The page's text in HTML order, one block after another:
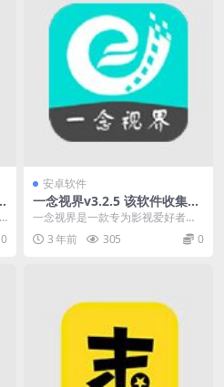
0
安卓软件
一念视界v3.2.5 该软件收集了
大量的影视资源
一念视界是一款专为影视爱好者打
造的影视播放软件。 该软件收集了
大量的影视资源，并...
3 年前 305 0